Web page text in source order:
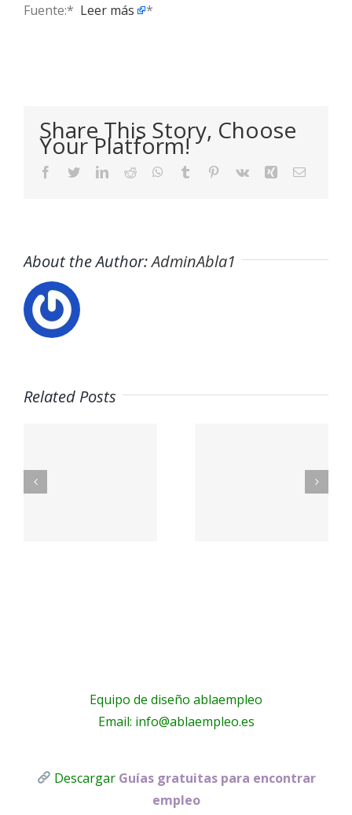
Fuente:* ​ Leer más *
Share This Story, Choose
Your Platform!
Facebook
TwitterLinkedIn
Reddit WhatsApp
Tumblr Pinterest
Vk Xing Email
About the Author:AdminAbla1
Related Posts
con
nosotros
Equipo de diseño ablaempleo
Email: info@ablaempleo.es
Descargar Guías gratuitas para encontrar
empleo